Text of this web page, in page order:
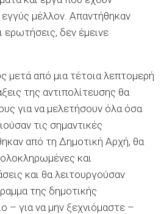
μέλλον. Απαντήθηκαν
ερωτήσεις, δεν έμεινε
μετά από μια τέτοια λεπτομερή
της αντιπολίτευσης θα
για να μελετήσουν όλα όσα
τις σημαντικές
από τη Δημοτική Αρχή, θα
και
και θα λειτουργούσαν
της δημοτικής
– για να μην ξεχνιόμαστε –